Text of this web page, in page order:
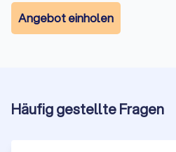
Schnelligkeit:Ein
innerhalb weniger Wochen
Gerichtsverfahren Monate
Zusammenarbeit und
dazu bei, die Beziehungen
Angebot einholen
Häufig gestellte Fragen